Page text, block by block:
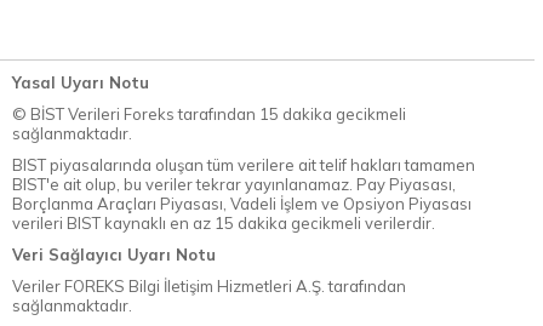
Yasal Uyarı Notu
© BİST Verileri Foreks tarafından 15 dakika gecikmeli
sağlanmaktadır.
BIST piyasalarında oluşan tüm verilere ait telif hakları tamamen
BIST'e ait olup, bu veriler tekrar yayınlanamaz. Pay Piyasası,
Borçlanma Araçları Piyasası, Vadeli İşlem ve Opsiyon Piyasası
verileri BIST kaynaklı en az 15 dakika gecikmeli verilerdir.
Veri Sağlayıcı Uyarı Notu
Veriler FOREKS Bilgi İletişim Hizmetleri A.Ş. tarafından
sağlanmaktadır.